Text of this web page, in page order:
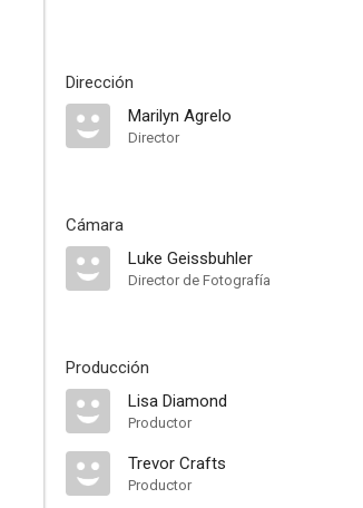
Dirección
Marilyn Agrelo
Director
Cámara
Luke Geissbuhler
Director de Fotografía
Producción
Lisa Diamond
Productor
Trevor Crafts
Productor